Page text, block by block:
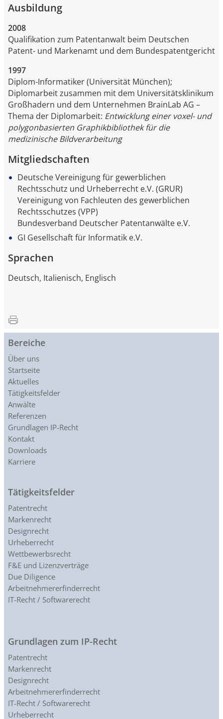
Ausbildung
2008
Qualifikation zum Patentanwalt beim Deutschen
Patent- und Markenamt und dem Bundespatentgericht
1997
Diplom-Informatiker (Universität München);
Diplomarbeit zusammen mit dem Universitätsklinikum
Großhadern und dem Unternehmen BrainLab AG –
Thema der Diplomarbeit: Entwicklung einer voxel- und
polygonbasierten Graphikbibliothek für die
medizinische Bildverarbeitung
Mitgliedschaften
Deutsche Vereinigung für gewerblichen
Rechtsschutz und Urheberrecht e.V. (GRUR)
Vereinigung von Fachleuten des gewerblichen
Rechtsschutzes (VPP)
Bundesverband Deutscher Patentanwälte e.V.
GI Gesellschaft für Informatik e.V.
Sprachen
Deutsch, Italienisch, Englisch
Bereiche
Über uns
Startseite
Aktuelles
Tätigkeitsfelder
Anwälte
Referenzen
Grundlagen IP-Recht
Kontakt
Downloads
Karriere
Tätigkeitsfelder
Patentrecht
Markenrecht
Designrecht
Urheberrecht
Wettbewerbsrecht
F&E und Lizenzverträge
Due Diligence
Arbeitnehmererfinderrecht
IT-Recht / Softwarerecht
Grundlagen zum IP-Recht
Patentrecht
Markenrecht
Designrecht
Arbeitnehmererfinderrecht
IT-Recht / Softwarerecht
Urheberrecht